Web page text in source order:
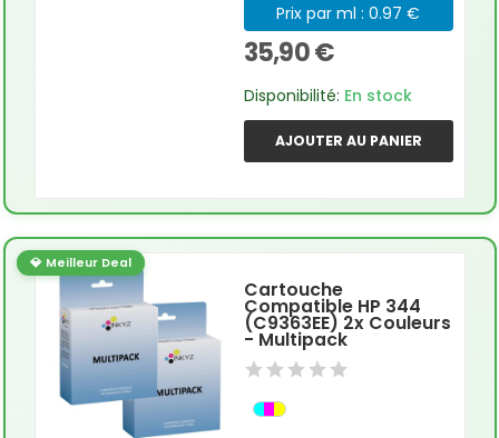
Prix par ml : 0.97 €
35,90 €
Disponibilité: En stock
AJOUTER AU PANIER
💎 Meilleur Deal
Cartouche
Compatible HP 344
(C9363EE) 2x Couleurs
- Multipack